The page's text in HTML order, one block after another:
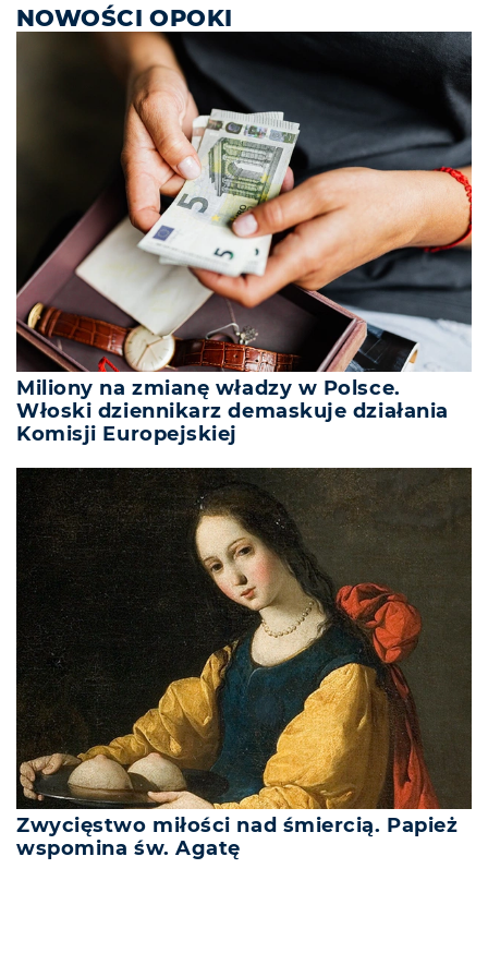
NOWOŚCI OPOKI
Miliony na zmianę władzy w Polsce.
Włoski dziennikarz demaskuje działania
Komisji Europejskiej
Zwycięstwo miłości nad śmiercią. Papież
wspomina św. Agatę